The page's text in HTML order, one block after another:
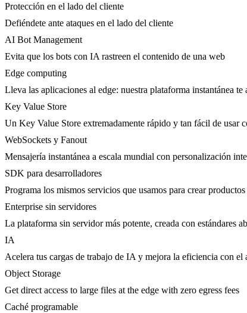
Protección en el lado del cliente
Defiéndete ante ataques en el lado del cliente
AI Bot Management
Evita que los bots con IA rastreen el contenido de una web
Edge computing
Lleva las aplicaciones al edge: nuestra plataforma instantánea
Key Value Store
Un Key Value Store extremadamente rápido y tan fácil de usar
WebSockets y Fanout
Mensajería instantánea a escala mundial con personalización
SDK para desarrolladores
Programa los mismos servicios que usamos para crear
Enterprise sin servidores
La plataforma sin servidor más potente, creada con estándares
IA
Acelera tus cargas de trabajo de IA y mejora la eficiencia con el
Object Storage
Get direct access to large files at the edge with zero egress fees
Caché programable